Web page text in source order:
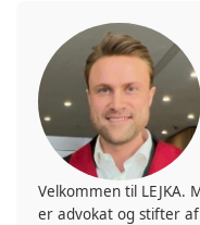
Velkommen til LEJKA.
er advokat og stifter af